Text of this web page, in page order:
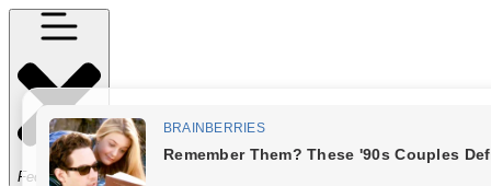
Fechar Menu